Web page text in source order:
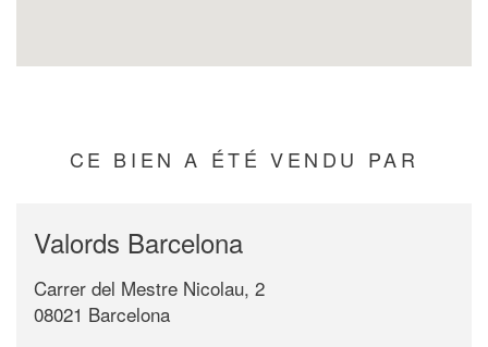
CE BIEN A ÉTÉ VENDU PAR
Valords Barcelona
Carrer del Mestre Nicolau, 2
08021 Barcelona